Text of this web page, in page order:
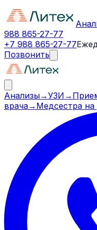
988 865-27-77
+7 988 865-27-77
Позвонить
Анализы→УЗИ →
врача→ Медсестра